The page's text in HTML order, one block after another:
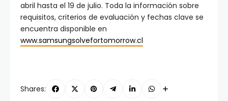
abril hasta el 19 de julio. Toda la información sobre
requisitos, criterios de evaluación y fechas clave se
encuentra disponible en
www.samsungsolvefortomorrow.cl
Shares: